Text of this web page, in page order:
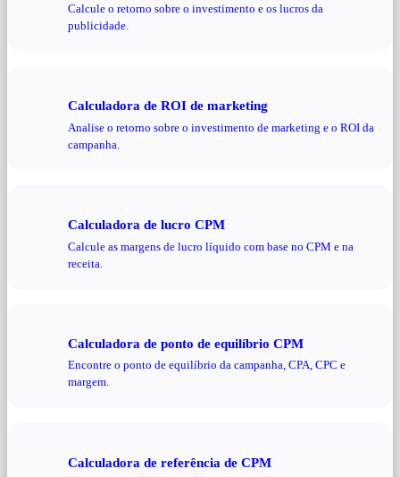
Calcule o retorno sobre o investimento e os lucros da
publicidade.
Calculadora de ROI de marketing
Analise o retorno sobre o investimento de marketing e o ROI da
campanha.
Calculadora de lucro CPM
Calcule as margens de lucro líquido com base no CPM e na
receita.
Calculadora de ponto de equilíbrio CPM
Encontre o ponto de equilíbrio da campanha, CPA, CPC e
margem.
Calculadora de referência de CPM